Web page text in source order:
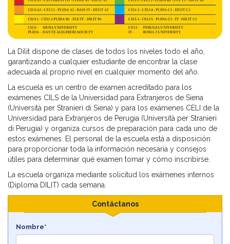
La Dilit dispone de clases de todos los niveles todo el año,
garantizando a cualquier estudiante de encontrar la clase
adecuada al proprio nivel en cualquier momento del año.
La escuela es un centro de examen acreditado para los
exámenes CILS de la Universidad para Extranjeros de Siena
(Università per Stranieri di Siena) y para los exámenes CELI de la
Universidad para Extranjeros de Perugia (Università per Stranieri
di Perugia) y organiza cursos de preparación para cada uno de
estos exámenes. El personal de la escuela está a disposición
para proporcionar toda la información necesaria y consejos
útiles para determinar qué examen tomar y cómo inscribirse.
La escuela organiza mediante solicitud los exámenes internos
(Diploma DILIT) cada semana.
Contáctanos
Nombre*